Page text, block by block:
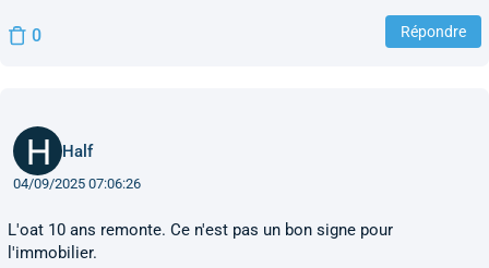
0 Répondre
Half
04/09/2025 07:06:26
L'oat 10 ans remonte. Ce n'est pas un bon signe pour
l'immobilier.